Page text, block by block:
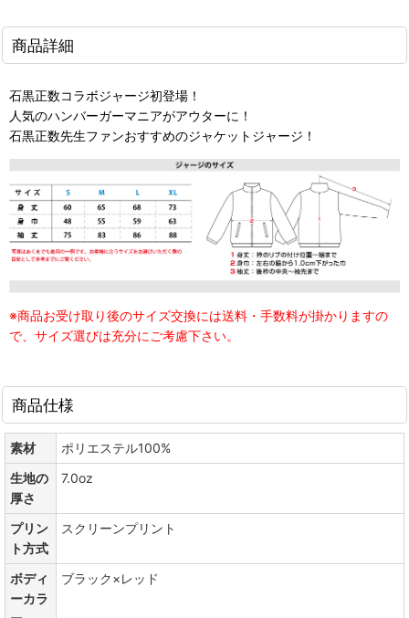
商品詳細
石黒正数コラボジャージ初登場！
人気のハンバーガーマニアがアウターに！
石黒正数先生ファンおすすめのジャケットジャージ！
※商品お受け取り後のサイズ交換には送料・手数料が掛かりますの
で、サイズ選びは充分にご考慮下さい。
商品仕様
素材
ポリエステル100%
生地の
厚さ
7.0oz
プリン
ト方式
スクリーンプリント
ボディ
ーカラ
ブラック×レッド